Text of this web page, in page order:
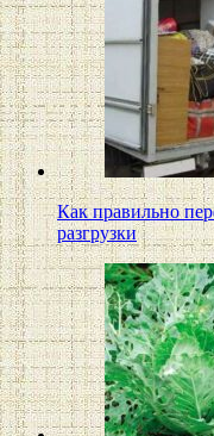
Как правильно
разгрузки